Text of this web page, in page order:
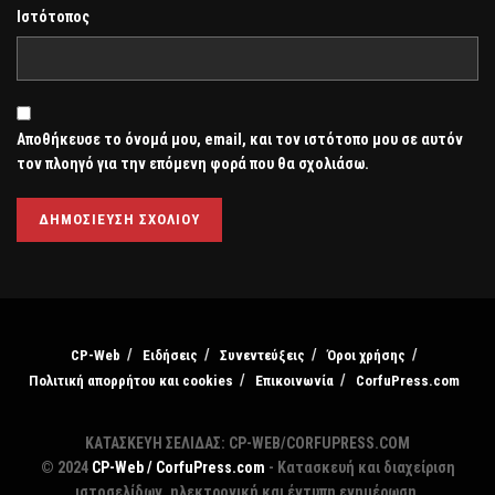
Ιστότοπος
Αποθήκευσε το όνομά μου, email, και τον ιστότοπο μου σε αυτόν
τον πλοηγό για την επόμενη φορά που θα σχολιάσω.
CP-Web Ειδήσεις Συνεντεύξεις
Όροι χρήσης
Πολιτική απορρήτου και cookies
Επικοινωνία CorfuPress.com
ΚΑΤΑΣΚΕΥΗ ΣΕΛΙΔΑΣ: CP-WEB/CORFUPRESS.COM
© 2024 CP-Web / CorfuPress.com - Κατασκευή και διαχείριση
ιστοσελίδων, ηλεκτρονική και έντυπη ενημέρωση,